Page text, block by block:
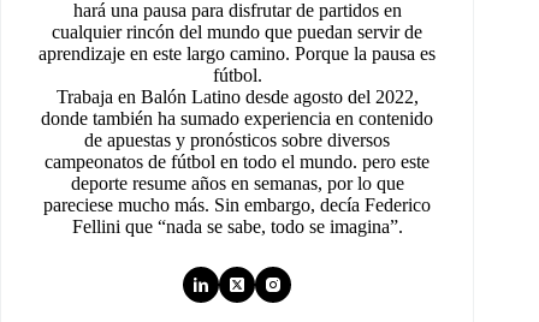
hará una pausa para disfrutar de partidos en
cualquier rincón del mundo que puedan servir de
aprendizaje en este largo camino. Porque la pausa es
fútbol.
Trabaja en Balón Latino desde agosto del 2022,
donde también ha sumado experiencia en contenido
de apuestas y pronósticos sobre diversos
campeonatos de fútbol en todo el mundo. pero este
deporte resume años en semanas, por lo que
pareciese mucho más. Sin embargo, decía Federico
Fellini que “nada se sabe, todo se imagina”.